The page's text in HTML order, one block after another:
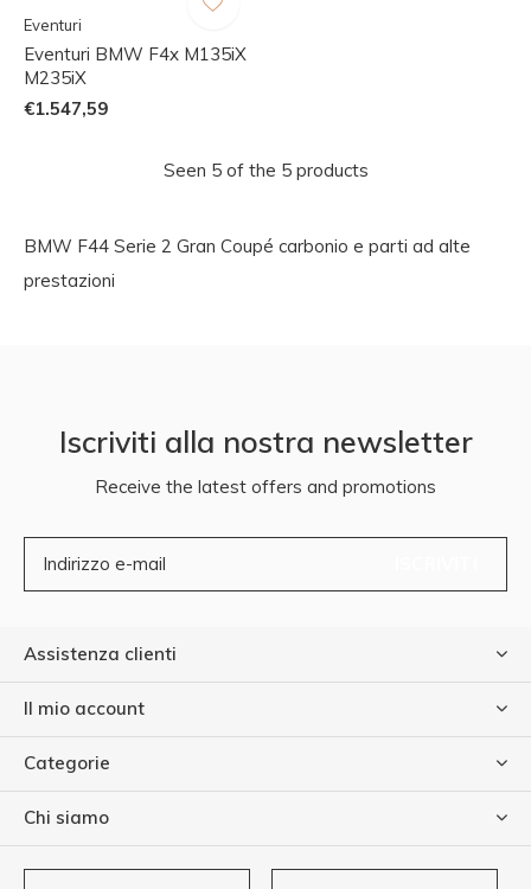
Eventuri
Eventuri BMW F4x M135iX
M235iX
€1.547,59
Seen 5 of the 5 products
BMW F44 Serie 2 Gran Coupé carbonio e parti ad alte
prestazioni
Iscriviti alla nostra newsletter
Receive the latest offers and promotions
Assistenza clienti
Il mio account
Categorie
Chi siamo